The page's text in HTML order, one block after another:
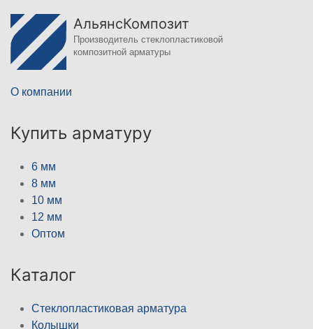
АльянсКомпозит
Производитель стеклопластиковой
композитной арматуры
О компании
Купить арматуру
6 мм
8 мм
10 мм
12 мм
Оптом
Каталог
Стеклопластиковая арматура
Колышки